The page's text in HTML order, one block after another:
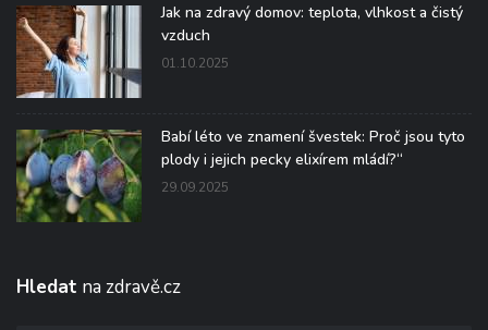
Jak na zdravý domov: teplota, vlhkost a čistý
vzduch
01.10.2025
Babí léto ve znamení švestek: Proč jsou tyto
plody i jejich pecky elixírem mládí?“
29.09.2025
Hledat na zdravě.cz